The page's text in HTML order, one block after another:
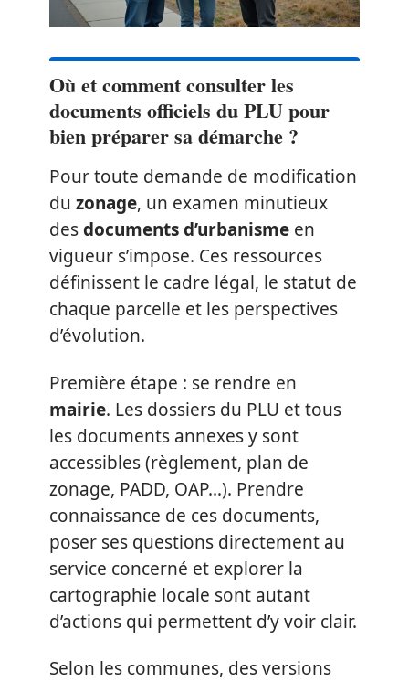
Où et comment consulter les
documents officiels du PLU pour
bien préparer sa démarche ?
Pour toute demande de modification
du zonage, un examen minutieux
desdocuments d’urbanisme en
vigueur s’impose. Ces ressources
définissent le cadre légal, le statut de
chaque parcelle et les perspectives
d’évolution.
Première étape : se rendre en
mairie. Les dossiers du PLU et tous
les documents annexes y sont
accessibles (règlement, plan de
zonage, PADD, OAP…). Prendre
connaissance de ces documents,
poser ses questions directement au
service concerné et explorer la
cartographie locale sont autant
d’actions qui permettent d’y voir clair.
Selon les communes, des versions